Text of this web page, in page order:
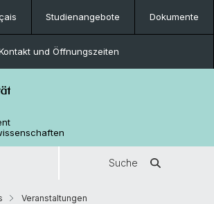
Studienangebote Dokumente
und Öffnungszeiten
Suche
Veranstaltungen